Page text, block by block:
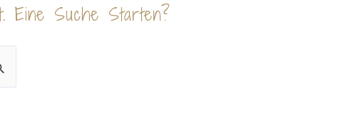
Eine Suche Starten?